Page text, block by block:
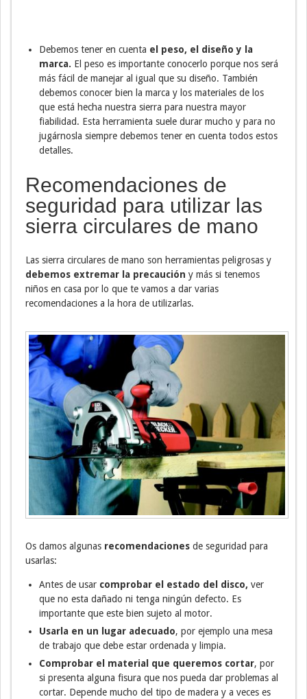
Debemos tener en cuenta el peso, el diseño y la
marca. El peso es importante conocerlo porque nos será
más fácil de manejar al igual que su diseño. También
debemos conocer bien la marca y los materiales de los
que está hecha nuestra sierra para nuestra mayor
fiabilidad. Esta herramienta suele durar mucho y para no
jugárnosla siempre debemos tener en cuenta todos estos
detalles.
Recomendaciones de
seguridad para utilizar las
sierra circulares de mano
Las sierra circulares de mano son herramientas peligrosas y
debemos extremar la precaución y más si tenemos
niños en casa por lo que te vamos a dar varias
recomendaciones a la hora de utilizarlas.
Os damos algunas recomendaciones de seguridad para
usarlas:
Antes de usar comprobar el estado del disco, ver
que no esta dañado ni tenga ningún defecto. Es
importante que este bien sujeto al motor.
Usarla en un lugar adecuado, por ejemplo una mesa
de trabajo que debe estar ordenada y limpia.
Comprobar el material que queremos cortar, por
si presenta alguna fisura que nos pueda dar problemas al
cortar. Depende mucho del tipo de madera y a veces es